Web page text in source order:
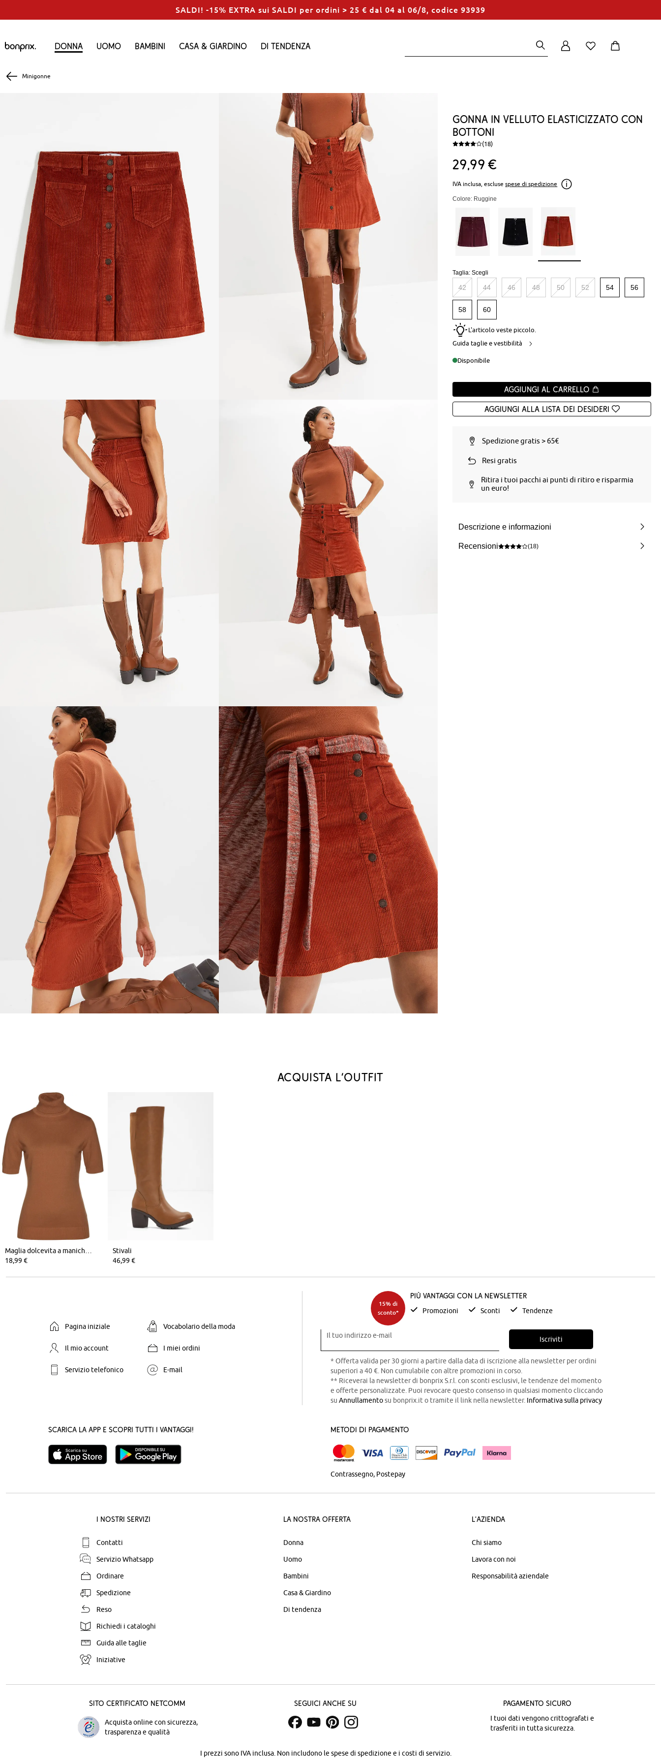
SALDI! -15% EXTRA sui SALDI per ordini > 25 € dal 04 al 06/8, codice 93939
Donna Uomo Bambini Casa & Giardino Di tendenza
Minigonne
Gonna in velluto elasticizzato con
bottoni
(18)
29 99 €
IVA inclusa, escluse spese di spedizione
Colore: Ruggine
Taglia:Scegli
42 44 46 48 50 52 54 56
58 60
L'articolo veste piccolo.
Guida taglie e vestibilità
Disponibile
Aggiungi al carrello
Aggiungi alla Lista dei desideri
Spedizione gratis > 65€
Resi gratis
Ritira i tuoi pacchi ai punti di ritiro e risparmia
un euro!
Descrizione e informazioni
Recensioni (18)
Acquista l‘outfit
18,99 €
Stivali
46,99 €
Pagina iniziale Vocabolario della moda
Il mio account I miei ordini
Servizio telefonico E-mail
15% di
sconto*
Più vantaggi con la newsletter
Promozioni Sconti Tendenze
Il tuo indirizzo e-mail Iscriviti
* Offerta valida per 30 giorni a partire dalla data di iscrizione alla newsletter per ordini
superiori a 40 €. Non cumulabile con altre promozioni in corso.
** Riceverai la newsletter di bonprix S.r.l. con sconti esclusivi, le tendenze del momento
e offerte personalizzate. Puoi revocare questo consenso in qualsiasi momento cliccando
su Annullamentosu bonprix.it o tramite il link nella newsletter. Informativa sulla privacy
Scarica la App e scopri tutti i vantaggi! Metodi di pagamento
Contrassegno Postepay
I nostri servizi
Contatti
Servizio Whatsapp
Ordinare
Spedizione
Reso
Richiedi i cataloghi
Guida alle taglie
Iniziative
La nostra offerta
Donna
Uomo
Bambini
Casa & Giardino
Di tendenza
L'azienda
Chi siamo
Lavora con noi
Responsabilità aziendale
Sito certificato Netcomm
Acquista online con sicurezza,
trasparenza e qualità
Seguici anche su Pagamento sicuro
I tuoi dati vengono crittografati e
trasferiti in tutta sicurezza.
I prezzi sono IVA inclusa. Non includono le spese di spedizione e i costi di servizio.